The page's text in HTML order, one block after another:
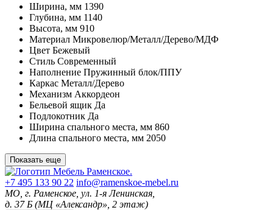
Ширина, мм 1390
Глубина, мм 1140
Высота, мм 910
Материал Микровелюр/Металл/Дерево/МДФ
Цвет Бежевый
Стиль Современный
Наполнение Пружинный блок/ППУ
Каркас Металл/Дерево
Механизм Аккордеон
Бельевой ящик Да
Подлокотник Да
Ширина спального места, мм 860
Длина спального места, мм 2050
Показать еще
+7 495 133 90 22 info@ramenskoe-mebel.ru
МО, г. Раменское, ул. 1-я Ленинская,
д. 37 Б (МЦ «Александр», 2 этаж)